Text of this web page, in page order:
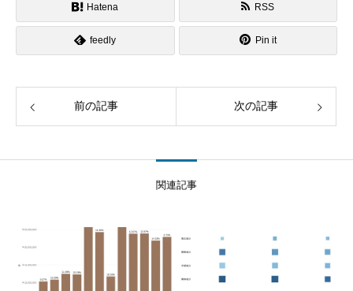
Hatena RSS
feedly Pin it
前の記事 次の記事
関連記事